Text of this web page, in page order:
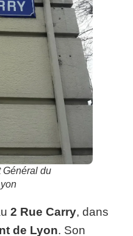
Général du
2 Rue Carry, dans
de Lyon. Son